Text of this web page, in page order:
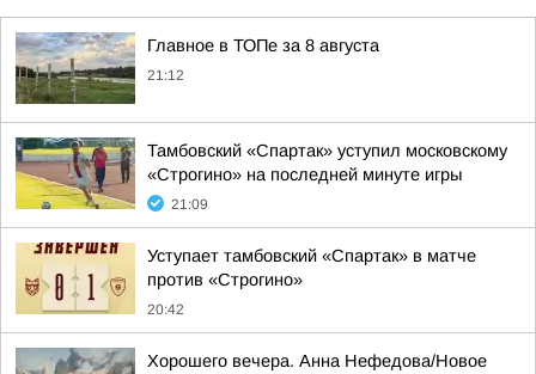
Главное в ТОПе за 8 августа
21:12
Тамбовский «Спартак» уступил московскому
«Строгино» на последней минуте игры
21:09
Уступает тамбовский «Спартак» в матче
против «Строгино»
20:42
Хорошего вечера. Анна Нефедова/Новое